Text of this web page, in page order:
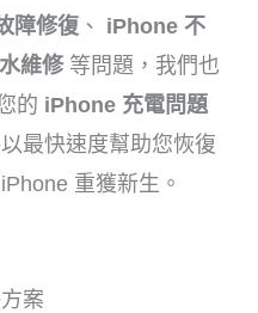
障修復 、 iPhone 不
維修等問題，我們也
的 iPhone 充電問題
最快速度幫助您恢復
重獲新生。
案